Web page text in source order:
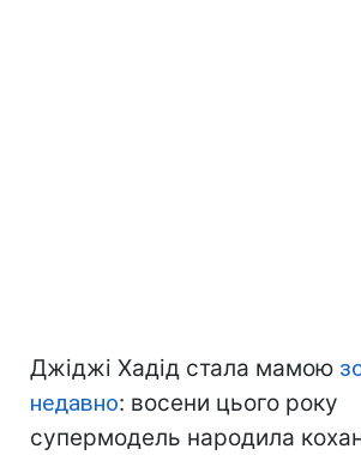
Джіджі Хадід стала мамою
недавно: восени цього року
супермодель народила